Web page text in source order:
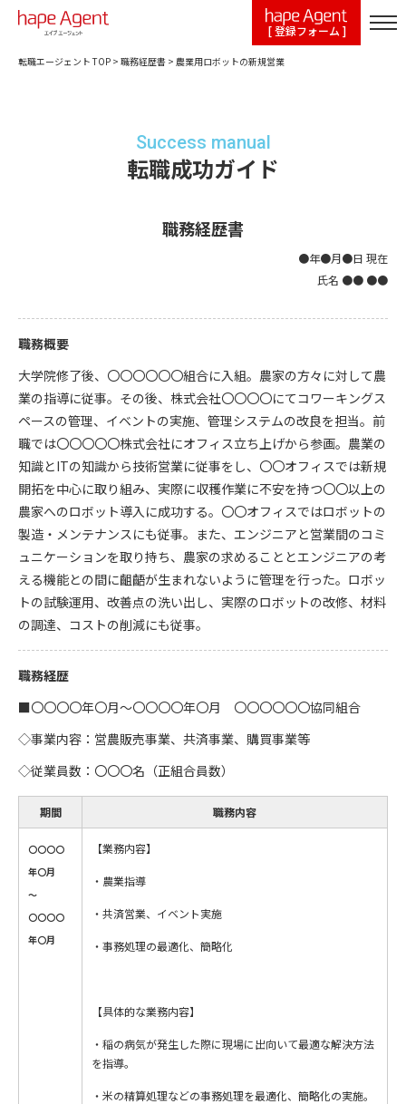
[ 登録フォーム ]
転職エージェント TOP > 職務経歴書 > 農業用ロボットの新規営業
Success manual
転職成功ガイド
職務経歴書
●年●月●日 現在
氏名 ●● ●●
職務概要
大学院修了後、〇〇〇〇〇〇組合に入組。農家の方々に対して農
業の指導に従事。その後、株式会社〇〇〇〇にてコワーキングス
ペースの管理、イベントの実施、管理システムの改良を担当。前
職では〇〇〇〇〇株式会社にオフィス立ち上げから参画。農業の
知識とITの知識から技術営業に従事をし、〇〇オフィスでは新規
開拓を中心に取り組み、実際に収穫作業に不安を持つ〇〇以上の
農家へのロボット導入に成功する。〇〇オフィスではロボットの
製造・メンテナンスにも従事。また、エンジニアと営業間のコミ
ュニケーションを取り持ち、農家の求めることとエンジニアの考
える機能との間に齟齬が生まれないように管理を行った。ロボッ
トの試験運用、改善点の洗い出し、実際のロボットの改修、材料
の調達、コストの削減にも従事。
職務経歴
■〇〇〇〇年〇月～〇〇〇〇年〇月 〇〇〇〇〇〇協同組合
◇事業内容：営農販売事業、共済事業、購買事業等
◇従業員数：〇〇〇名（正組合員数）
期間 職務内容
〇〇〇〇
年〇月
～
〇〇〇〇
年〇月
【業務内容】
・農業指導
・共済営業、イベント実施
・事務処理の最適化、簡略化
【具体的な業務内容】
・稲の病気が発生した際に現場に出向いて最適な解決方法
を指導。
・米の精算処理などの事務処理を最適化、簡略化の実施。